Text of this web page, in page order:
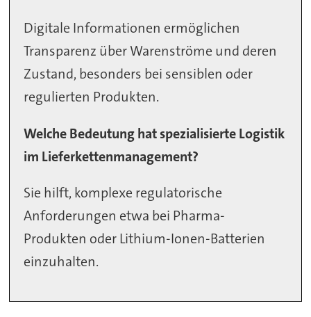
Digitale Informationen ermöglichen
Transparenz über Warenströme und deren
Zustand, besonders bei sensiblen oder
regulierten Produkten.
Welche Bedeutung hat spezialisierte Logistik
im Lieferkettenmanagement?
Sie hilft, komplexe regulatorische
Anforderungen etwa bei Pharma-
Produkten oder Lithium-Ionen-Batterien
einzuhalten.